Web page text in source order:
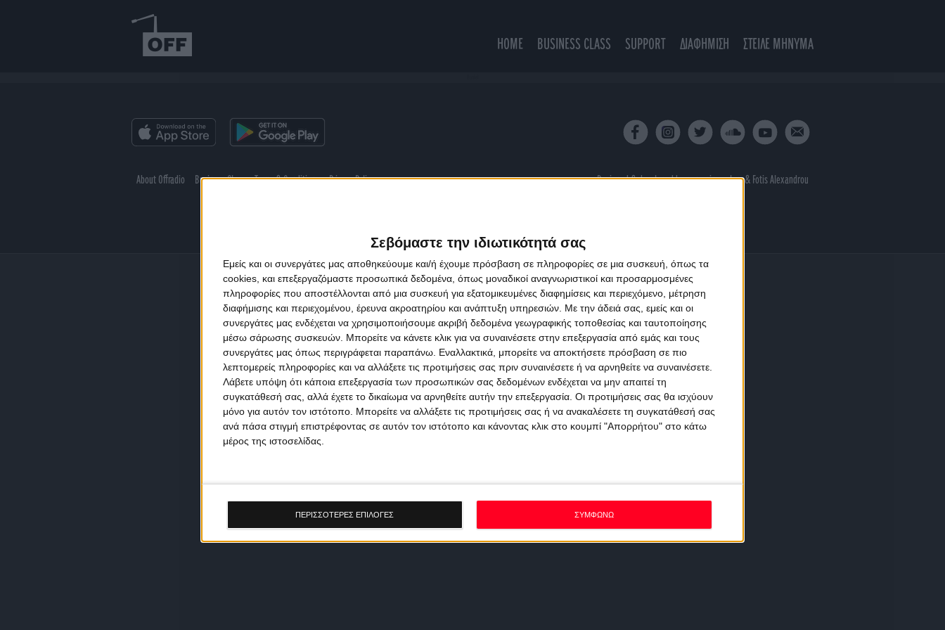
Σεβόμαστε την ιδιωτικότητά σας
Εμείς και οι συνεργάτες μας αποθηκεύουμε και/ή έχουμε πρόσβαση σε πληροφορίες σε μια συσκευή, όπως τα
cookies, και επεξεργαζόμαστε προσωπικά δεδομένα, όπως μοναδικοί αναγνωριστικοί και προσαρμοσμένες
πληροφορίες που αποστέλλονται από μια συσκευή για εξατομικευμένες διαφημίσεις και περιεχόμενο, μέτρηση
διαφήμισης και περιεχομένου, έρευνα ακροατηρίου και ανάπτυξη υπηρεσιών. Με την άδειά σας, εμείς και οι
συνεργάτες μας ενδέχεται να χρησιμοποιήσουμε ακριβή δεδομένα γεωγραφικής τοποθεσίας και ταυτοποίησης
μέσω σάρωσης συσκευών. Μπορείτε να κάνετε κλικ για να συναινέσετε στην επεξεργασία από εμάς και τους
συνεργάτες μας όπως περιγράφεται παραπάνω. Εναλλακτικά, μπορείτε να αποκτήσετε πρόσβαση σε πιο
λεπτομερείς πληροφορίες και να αλλάξετε τις προτιμήσεις σας πριν συναινέσετε ή να αρνηθείτε να συναινέσετε.
Λάβετε υπόψη ότι κάποια επεξεργασία των προσωπικών σας δεδομένων ενδέχεται να μην απαιτεί τη
συγκατάθεσή σας, αλλά έχετε το δικαίωμα να αρνηθείτε αυτήν την επεξεργασία. Οι προτιμήσεις σας θα ισχύουν
μόνο για αυτόν τον ιστότοπο. Μπορείτε να αλλάξετε τις προτιμήσεις σας ή να ανακαλέσετε τη συγκατάθεσή σας
ανά πάσα στιγμή επιστρέφοντας σε αυτόν τον ιστότοπο και κάνοντας κλικ στο κουμπί "Απορρήτου" στο κάτω
μέρος της ιστοσελίδας.
ΠΕΡΙΣΣΟΤΕΡΕΣ ΕΠΙΛΟΓΕΣ ΣΥΜΦΩΝΩ
HOME BUSINESS CLASS SUPPORT ΔΙΑΦΗΜΙΣΗ ΣΤΕΙΛΕ ΜΗΝΥΜΑ
About Offradio Business Class Terms & Conditions Privacy Policy Designed & developed byporcupine colors& Fotis Alexandrou